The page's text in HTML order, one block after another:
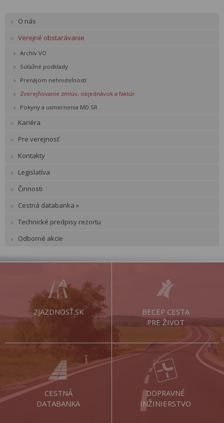
O nás
Verejné obstarávanie
Archív VO
Súťažné podklady
Prenájom nehnuteľností
Zverejňovanie zmlúv, objednávok a faktúr
Pokyny a usmernenia MD SR
Kariéra
Pre verejnosť
Kontakty
Legislatíva
Činnosti
Cestná databanka »
Technické predpisy rezortu
Odborné akcie
ZJAZDNOSŤ.SK
BECEP CESTA
PRE ŽIVOT
CESTNÁ
DATABANKA
DOPRAVNÉ
INŽINIERSTVO